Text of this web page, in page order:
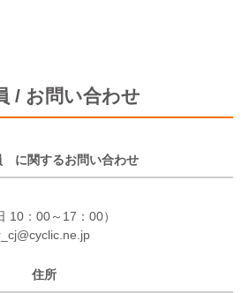
/ お問い合わせ
に関するお問い合わせ
：00～17：00）
住所